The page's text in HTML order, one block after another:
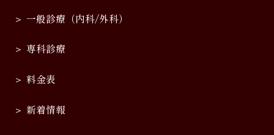
一般診療（内科/外科）
専科診療
料金表
新着情報